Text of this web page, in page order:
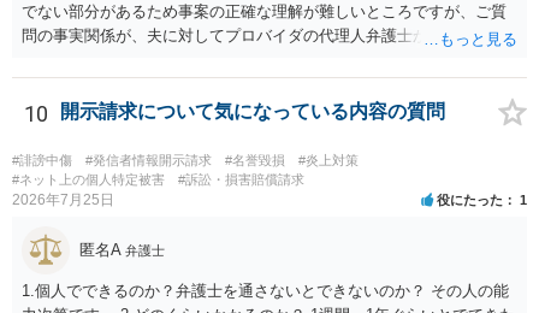
でない部分があるため事案の正確な理解が難しいところですが、ご質
問の事実関係が、夫に対してプロバイダの代理人弁護士から発信者情
情報として夫の氏名と住所が開示され、開示請求者（の代理人弁護
士）が、夫に対して内容証明郵便を送ったり訴訟の提起がなされたり
する可能性があるように思われます。この場合は、開示請求者（とあ
る女性？）の代理人弁護士へ、実は投稿者があなたであるという内容
とともに、あなたから連絡することもあり得ます。 夫がクレーム電話
を入れた「相手方の法律事務所」というのがプロバイダの代理人の事
ですが、もし前者であれば、書類の再送要請にはあまり意味はなく、
要が出てきます。 あなたと夫との夫婦関係の状況（別居中なのか、夫
10 開示請求について気になっている内容の質問
#誹謗中傷 #発信者情報開示請求 #名誉毀損
#炎上対策
#ネット上の個人特定被害
#訴訟・損害賠償請求
2026年7月25日 役にたった 1
匿名A 弁護士
1.個人でできるのか？弁護士を通さないとできないのか？ その人の能